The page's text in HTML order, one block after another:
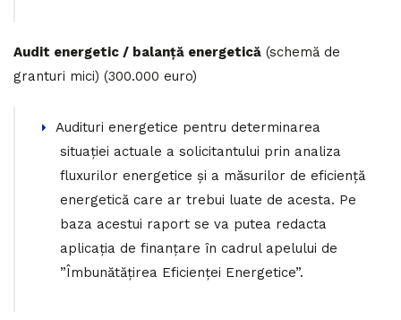
Audit energetic / balanță energetică (schemă de
granturi mici) (300.000 euro)
Audituri energetice pentru determinarea
situației actuale a solicitantului prin analiza
fluxurilor energetice și a măsurilor de eficiență
energetică care ar trebui luate de acesta. Pe
baza acestui raport se va putea redacta
aplicația de finanțare în cadrul apelului de
”Îmbunătățirea Eficienței Energetice”.